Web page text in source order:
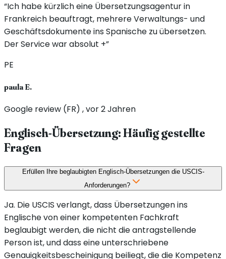
“Ich habe kürzlich eine Übersetzungsagentur in
Frankreich beauftragt, mehrere Verwaltungs- und
Geschäftsdokumente ins Spanische zu übersetzen.
Der Service war absolut +”
PE
paula E.
Google review (FR) , vor 2 Jahren
Englisch-Übersetzung: Häufig gestellte
Fragen
Erfüllen Ihre beglaubigten Englisch-Übersetzungen die USCIS-
Anforderungen?
Ja. Die USCIS verlangt, dass Übersetzungen ins
Englische von einer kompetenten Fachkraft
beglaubigt werden, die nicht die antragstellende
Person ist, und dass eine unterschriebene
Genauigkeitsbescheinigung beiliegt, die die Kompetenz